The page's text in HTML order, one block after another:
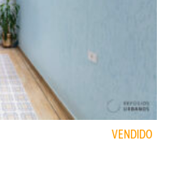
VENDIDO